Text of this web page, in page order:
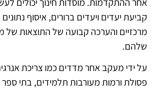
קביעת יעדים ויעדים ברורים, איסוף
מרכזיים והערכה קבועה של התוצאות של
שלהם.
על ידי מעקב אחר מדדים כמו צריכת
פסולת ורמות מעורבות תלמידים, בתי ספר